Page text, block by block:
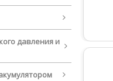
давления и